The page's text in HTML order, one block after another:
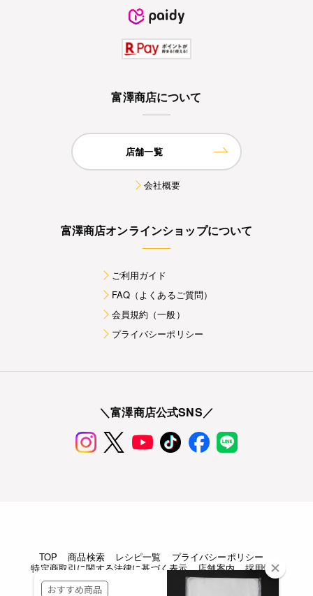
富澤商店について
店舗一覧
会社概要
富澤商店オンラインショップについて
ご利用ガイド
FAQ（よくあるご質問）
会員規約（一般）
プライバシーポリシー
＼富澤商店公式SNS／
TOP 商品検索 レシピ一覧
プライバシーポリシー
特定商取引に関する法律に基づく表示
店舗案内 採用情報